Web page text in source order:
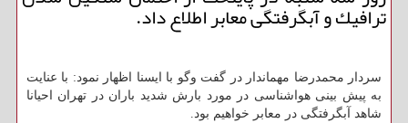
ترافیك و آبگرفتگی معابر اطلاع داد.
سردار محمدرضا مهماندار در گفت وگو با ایسنا اظهار نمود: با عنایت
به پیش بینی هواشناسی در مورد بارش شدید باران در تهران احیانا
شاهد آبگرفتگی در معابر خواهیم بود.